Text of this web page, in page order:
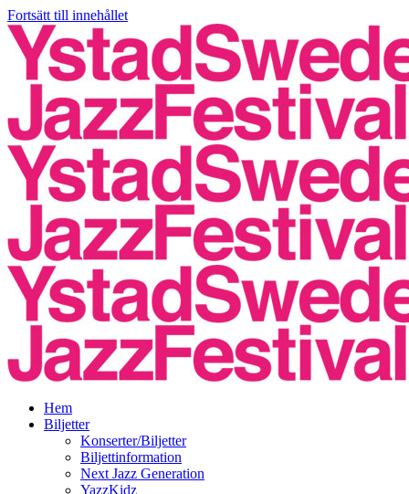
Fortsätt till innehållet
Hem
Biljetter
Konserter/Biljetter
Biljettinformation
Next Jazz Generation
YazzKidz